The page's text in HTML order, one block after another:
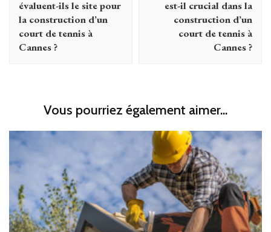
évaluent-ils le site pour
la construction d’un
court de tennis à
Cannes ?
est-il crucial dans la
construction d’un
court de tennis à
Cannes ?
Vous pourriez également aimer...